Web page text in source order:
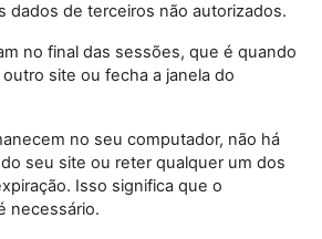
dados de terceiros não autorizados.
no final das sessões, que é quando
site ou fecha a janela do
no seu computador, não há
seu site ou reter qualquer um dos
Isso significa que o
necessário.